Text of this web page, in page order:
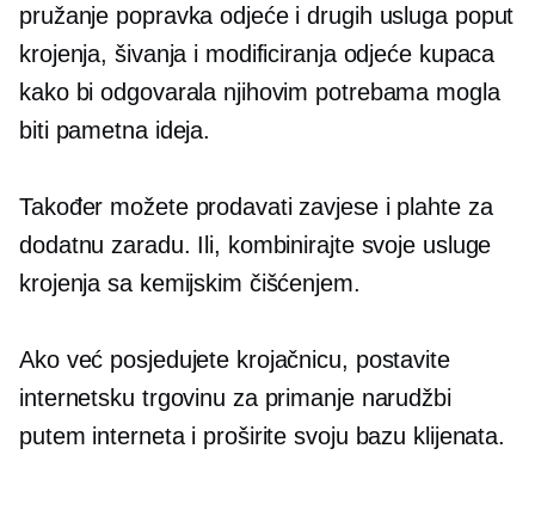
pružanje popravka odjeće i drugih usluga poput
krojenja, šivanja i modificiranja odjeće kupaca
kako bi odgovarala njihovim potrebama mogla
biti pametna ideja.
Također možete prodavati zavjese i plahte za
dodatnu zaradu. Ili, kombinirajte svoje usluge
krojenja sa kemijskim čišćenjem.
Ako već posjedujete krojačnicu, postavite
internetsku trgovinu za primanje narudžbi
putem interneta i proširite svoju bazu klijenata.